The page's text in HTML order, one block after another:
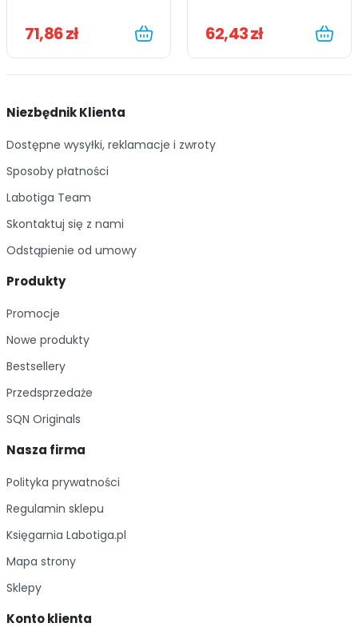
71,86 zł 62,43 zł
Niezbędnik Klienta
Dostępne wysyłki, reklamacje i zwroty
Sposoby płatności
Labotiga Team
Skontaktuj się z nami
Odstąpienie od umowy
Produkty
Promocje
Nowe produkty
Bestsellery
Przedsprzedaże
SQN Originals
Nasza firma
Polityka prywatności
Regulamin sklepu
Księgarnia Labotiga.pl
Mapa strony
Sklepy
Konto klienta